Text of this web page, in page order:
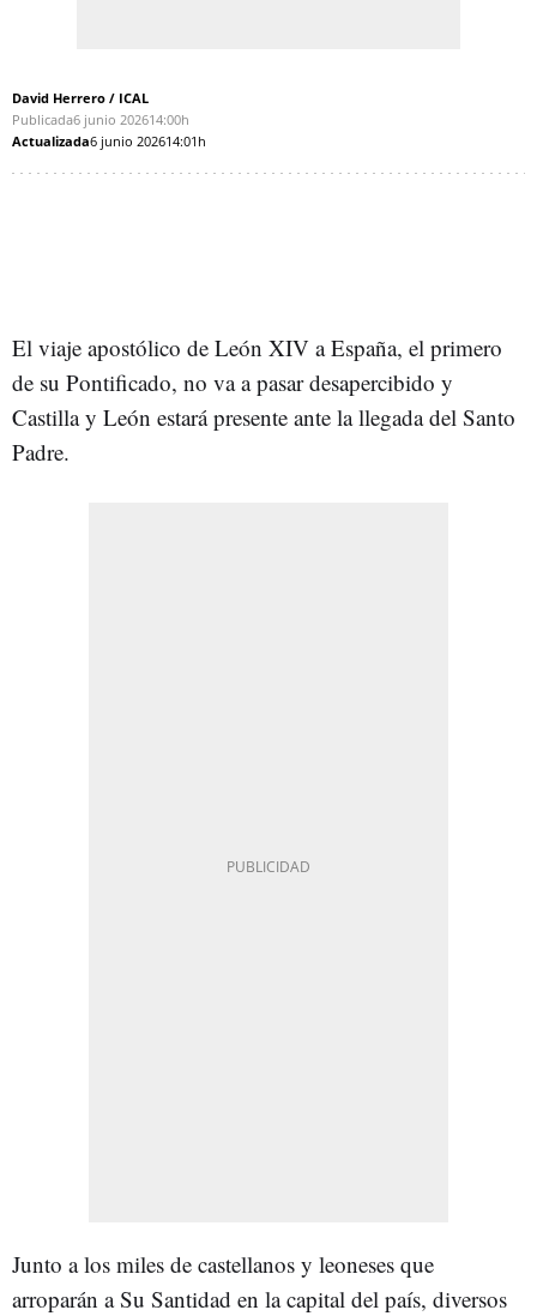
David Herrero / ICAL
Publicada6 junio 202614:00h
Actualizada6 junio 202614:01h
El viaje apostólico de León XIV a España, el primero
de su Pontificado, no va a pasar desapercibido y
Castilla y León estará presente ante la llegada del Santo
Padre.
Junto a los miles de castellanos y leoneses que
arroparán a Su Santidad en la capital del país, diversos